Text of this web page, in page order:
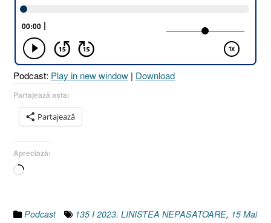
24.11–
Ezechiel
Podcast: Play in new window | Download
Partajează asta:
Partajează
Apreciază:
Încarc...
Podcast 135 I 2023. LINISTEA NEPASATOARE, 15 Mai